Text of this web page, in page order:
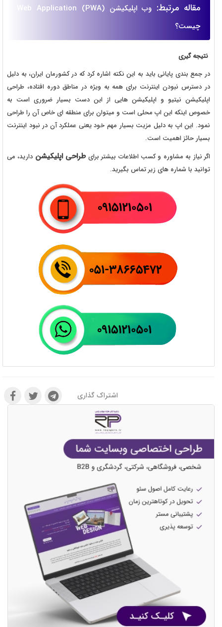
مقاله مرتبط:
وب اپلیکیشن (Web Application (PWA
چیست؟
نتیجه گیری
در جمع بندی پایانی باید به این نکته اشاره کرد که در کشورمان ایران، به دلیل
در دسترس نبودن اینترنت برای همه به ویژه در مناطق دوره افتاده، طراحی
اپلیکیشن نیتیو و اپلیکیشن هایی از این دست بسیار ضروری است به
خصوص اینکه این اپ محلی است و میتوان برای منطقه ای خاص آن را طراحی
نمود. این اپ به دلیل مزیت بسیار مهم خود یعنی عملکرد آن در نبود اینترنت
بسیار حائز اهمیت است.
اگر نیاز به مشاوره و کسب اطلاعات بیشتر برایطراحی اپلیکیشن دارید، می
توانید با شماره های زیر تماس بگیرید.
اشتراک گذاری